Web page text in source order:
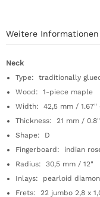
Weitere Informationen
Neck
Type: traditionally
Wood: 1-piece maple
Width: 42,5 mm / 1.67"
Thickness: 21 mm /
Shape: D
Fingerboard: indian
Radius: 30,5 mm / 12"
Inlays: pearloid
Frets: 22 jumbo 2,8 x